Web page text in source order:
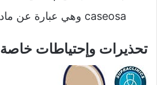
caseosa وهي عبارة عن مادة دهنية بيضاء.
تحذيرات وإحتياطات خاصة